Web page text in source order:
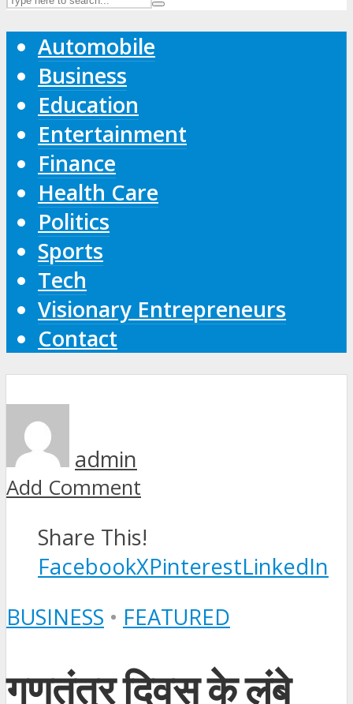
Automobile
Business
Education
Entertainment
Finance
Health Care
Politics
Sports
Tech
Visionary Entrepreneurs
Contact
admin
Add Comment
Share This!
FacebookXPinterestLinkedIn
BUSINESS • FEATURED
गणतंत्र दिवस के लंबे